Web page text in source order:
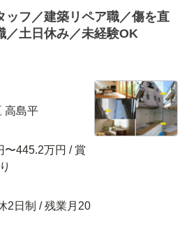
ッフ／建築リペア職／傷を直
／土日休み／未経験OK
高島平
〜445.2万円 / 賞
2日制 / 残業月20